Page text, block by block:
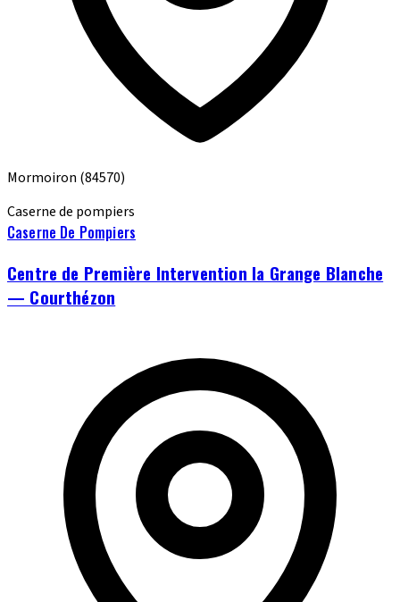
Mormoiron (84570)
Caserne de pompiers
Caserne De Pompiers
Centre de Première Intervention la Grange Blanche
— Courthézon